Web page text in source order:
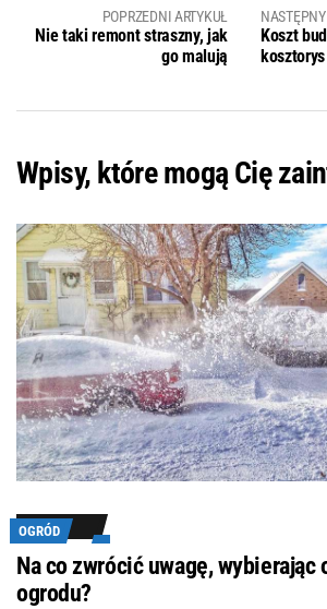
POPRZEDNI ARTYKUŁ
Nie taki remont straszny, jak
go malują
Koszt
Wpisy, które mogą Cię
OGRÓD
Na co zwrócić uwagę, wybierając
ogrodu?